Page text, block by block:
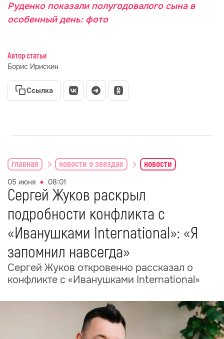
Руденко показали полугодовалого сына в
особенный день: фото
Автор статьи
Борис Ирискин
Ссылка
главная новости о звездах новости
05 июня 08:01
Сергей Жуков раскрыл
подробности конфликта с
«Иванушками International»: «Я
запомнил навсегда»
Сергей Жуков откровенно рассказал о
конфликте с «Иванушками International»